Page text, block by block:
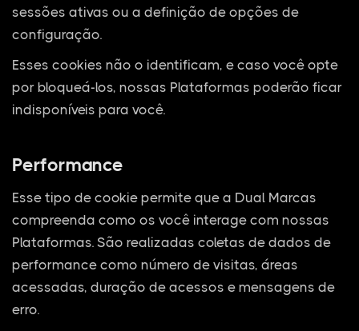
sessões ativas ou a definição de opções de
configuração.
Esses cookies não o identificam, e caso você opte
por bloqueá-los, nossas Plataformas poderão ficar
indisponíveis para você.
Performance
Esse tipo de cookie permite que a Dual Marcas
compreenda como os você interage com nossas
Plataformas. São realizadas coletas de dados de
performance como número de visitas, áreas
acessadas, duração de acessos e mensagens de
erro.